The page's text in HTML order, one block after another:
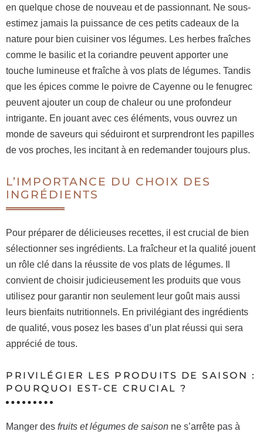
en quelque chose de nouveau et de passionnant. Ne sous-
estimez jamais la puissance de ces petits cadeaux de la
nature pour bien cuisiner vos légumes. Les herbes fraîches
comme le basilic et la coriandre peuvent apporter une
touche lumineuse et fraîche à vos plats de légumes. Tandis
que les épices comme le poivre de Cayenne ou le fenugrec
peuvent ajouter un coup de chaleur ou une profondeur
intrigante. En jouant avec ces éléments, vous ouvrez un
monde de saveurs qui séduiront et surprendront les papilles
de vos proches, les incitant à en redemander toujours plus.
L’IMPORTANCE DU CHOIX DES
INGRÉDIENTS
Pour préparer de délicieuses recettes, il est crucial de bien
sélectionner ses ingrédients. La fraîcheur et la qualité jouent
un rôle clé dans la réussite de vos plats de légumes. Il
convient de choisir judicieusement les produits que vous
utilisez pour garantir non seulement leur goût mais aussi
leurs bienfaits nutritionnels. En privilégiant des ingrédients
de qualité, vous posez les bases d’un plat réussi qui sera
apprécié de tous.
PRIVILÉGIER LES PRODUITS DE SAISON :
POURQUOI EST-CE CRUCIAL ?
Manger des fruits et légumes de saison ne s’arrête pas à